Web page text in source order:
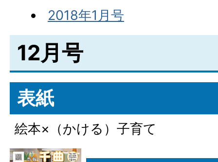
2018年1月号
12月号
表紙
絵本×（かける）子育て